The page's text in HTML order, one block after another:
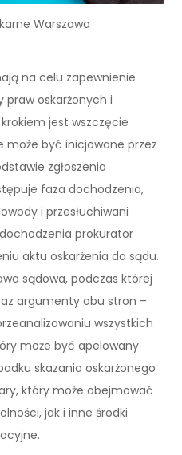
Warszawa
na celu zapewnienie
praw oskarżonych i
jest wszczęcie
może być inicjowane przez
zgłoszenia
faza dochodzenia,
i przesłuchiwani
prokurator
aktu oskarżenia do sądu.
sądowa, podczas której
argumenty obu stron –
wszystkich
może być apelowany
skazania oskarżonego
który może obejmować
jak i inne środki